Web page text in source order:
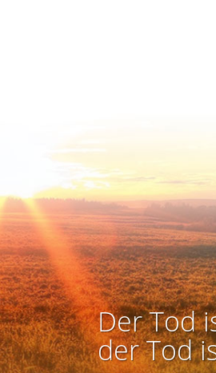
Der Tod
der Tod